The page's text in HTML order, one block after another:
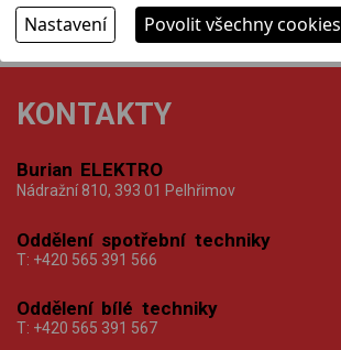
KONTAKTY
Burian ELEKTRO
Nádražní 810, 393 01 Pelhřimov
Oddělení spotřební techniky
T: +420 565 391 566
Oddělení bílé techniky
T: +420 565 391 567
Nastavení Povolit všechny cookies